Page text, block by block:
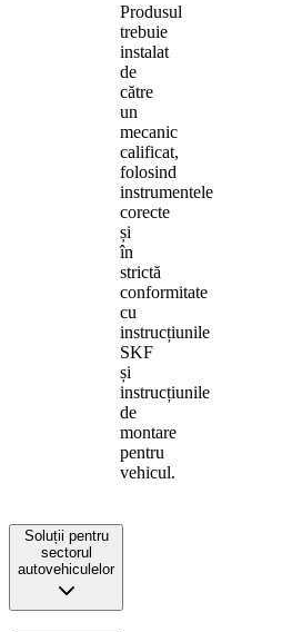
Produsul
trebuie
instalat
de
către
un
mecanic
calificat,
folosind
instrumentele
corecte
și
în
strictă
conformitate
cu
instrucțiunile
SKF
și
instrucțiunile
de
montare
pentru
vehicul.
Soluții pentru
sectorul
autovehiculelor